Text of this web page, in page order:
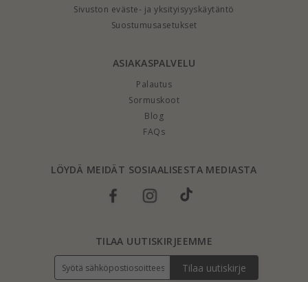
Sivuston eväste- ja yksityisyyskäytäntö
Suostumusasetukset
ASIAKASPALVELU
Palautus
Sormuskoot
Blog
FAQs
LÖYDÄ MEIDÄT SOSIAALISESTA MEDIASTA
TILAA UUTISKIRJEEMME
Tilaa uutiskirje